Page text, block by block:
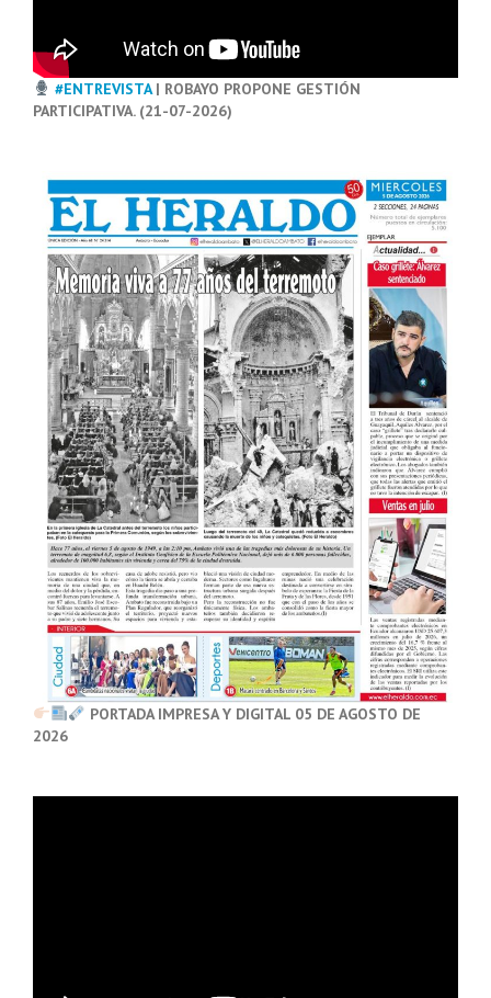
#ENTREVISTA| ROBAYO PROPONE GESTIÓN
PARTICIPATIVA. (21-07-2026)
PORTADA IMPRESA Y DIGITAL 05 DE AGOSTO DE
2026